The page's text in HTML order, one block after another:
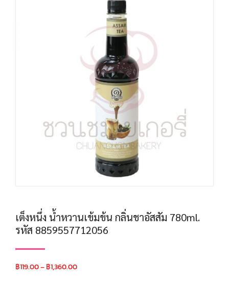
เต็งหนึ่ง น้ำหวานเข้มข้น กลิ่นชาอัสสัม 780ml.
รหัส 8859557712056
฿119.00–฿1,360.00